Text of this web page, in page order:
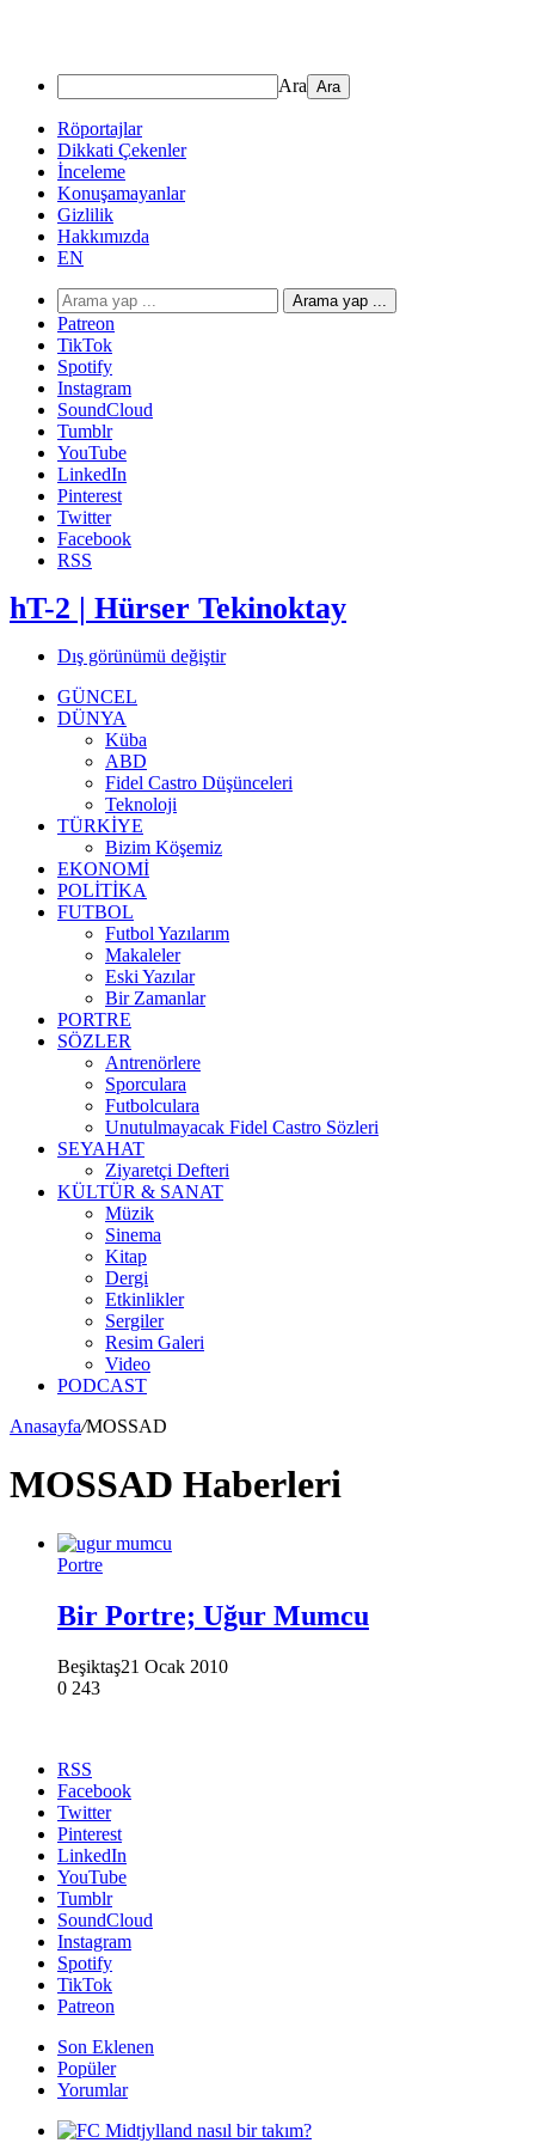
Ara
Röportajlar
Dikkati Çekenler
İnceleme
Konuşamayanlar
Gizlilik
Hakkımızda
EN
Arama yap ...
Patreon
TikTok
Spotify
Instagram
SoundCloud
Tumblr
YouTube
LinkedIn
Pinterest
Twitter
Facebook
RSS
hT-2 | Hürser Tekinoktay
Dış görünümü değiştir
GÜNCEL
DÜNYA
Küba
ABD
Fidel Castro Düşünceleri
Teknoloji
TÜRKİYE
Bizim Köşemiz
EKONOMİ
POLİTİKA
FUTBOL
Futbol Yazılarım
Makaleler
Eski Yazılar
Bir Zamanlar
PORTRE
SÖZLER
Antrenörlere
Sporculara
Futbolculara
Unutulmayacak Fidel Castro Sözleri
SEYAHAT
Ziyaretçi Defteri
KÜLTÜR & SANAT
Müzik
Sinema
Kitap
Dergi
Etkinlikler
Sergiler
Resim Galeri
Video
PODCAST
Anasayfa/MOSSAD
MOSSAD Haberleri
Portre
Bir Portre; Uğur Mumcu
Beşiktaş21 Ocak 2010
0 243
RSS
Facebook
Twitter
Pinterest
LinkedIn
YouTube
Tumblr
SoundCloud
Instagram
Spotify
TikTok
Patreon
Son Eklenen
Popüler
Yorumlar